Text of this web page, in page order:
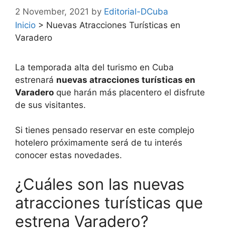
2 November, 2021 by Editorial-DCuba
Inicio > Nuevas Atracciones Turísticas en
Varadero
La temporada alta del turismo en Cuba
estrenará nuevas atracciones turísticas en
Varadero que harán más placentero el disfrute
de sus visitantes.
Si tienes pensado reservar en este complejo
hotelero próximamente será de tu interés
conocer estas novedades.
¿Cuáles son las nuevas
atracciones turísticas que
estrena Varadero?